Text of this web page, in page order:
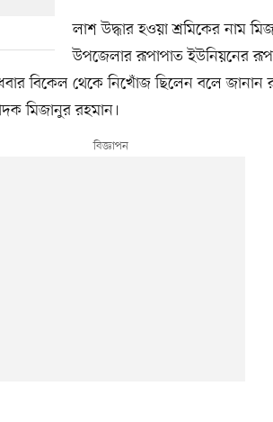
লাশ উদ্ধার হওয়া শ্রমিকের নাম
উপজেলার রূপাপাত ইউনিয়নের
বিকেল থেকে নিখোঁজ ছিলেন বলে জানান
মিজানুর রহমান।